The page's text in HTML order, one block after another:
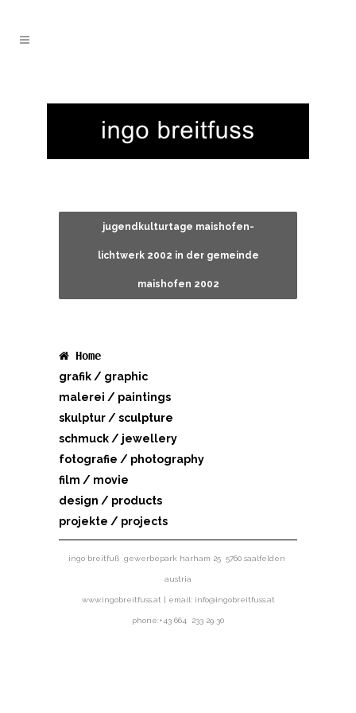
jugendkulturtage maishofen-
lichtwerk 2002 in der gemeinde
maishofen 2002
Home
grafik / graphic
malerei / paintings
skulptur / sculpture
schmuck / jewellery
fotografie / photography
film / movie
design / products
projekte / projects
ingo breitfuß gewerbepark harham 25 5760 saalfelden
austria
www.ingobreitfuss.at | email: info@ingobreitfuss.at
phone:+43 664 233 29 30